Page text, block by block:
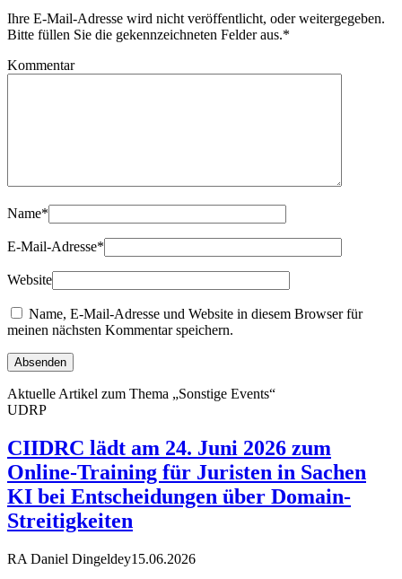
Ihre E-Mail-Adresse wird nicht veröffentlicht, oder weitergegeben.
Bitte füllen Sie die gekennzeichneten Felder aus.*
Kommentar
Name*
E-Mail-Adresse*
Website
Name, E-Mail-Adresse und Website in diesem Browser für
meinen nächsten Kommentar speichern.
Aktuelle Artikel zum Thema „Sonstige Events“
UDRP
CIIDRC lädt am 24. Juni 2026 zum
Online-Training für Juristen in Sachen
KI bei Entscheidungen über Domain-
Streitigkeiten
RA Daniel Dingeldey15.06.2026